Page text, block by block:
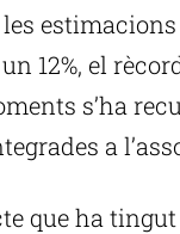
12%, el
s’ha
a
que ha